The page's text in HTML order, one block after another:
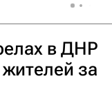
в ДНР
за